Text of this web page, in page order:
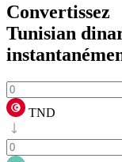
Convertissez
Tunisian
TND